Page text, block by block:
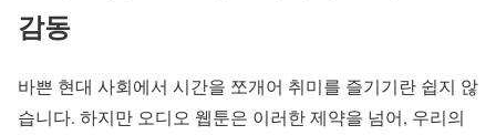
감동
바쁜 현대 사회에서 시간을 쪼개어 취미를 즐기기란 쉽지 않
습니다. 하지만 오디오 웹툰은 이러한 제약을 넘어, 우리의